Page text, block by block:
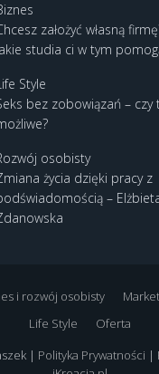
założyć własną
studia ci w tym
Style
bez zobowiązań – czy
osobisty
życia dzięki pracy z
–
i rozwój osobisty
Life Style
Oferta
| Polityka Prywatności |